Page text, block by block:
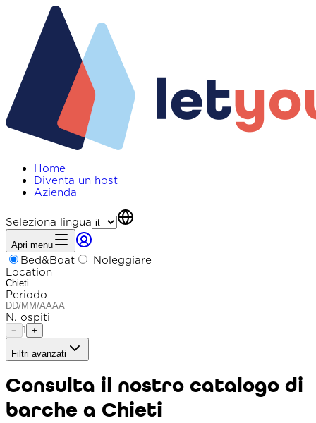
Home
Diventa un host
Azienda
Seleziona lingua
Apri menu
Bed&Boat
Noleggiare
Location
Periodo
N. ospiti
− 1 +
Filtri avanzati
Raggio
Ordina per
Consulta il nostro catalogo di
barche a Chieti